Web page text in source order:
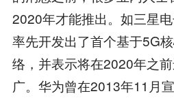
2020年才能推出。如三星
率先开发出了首个基于5G
络，并表示将在2020年之
广。华为曾在2013年11月